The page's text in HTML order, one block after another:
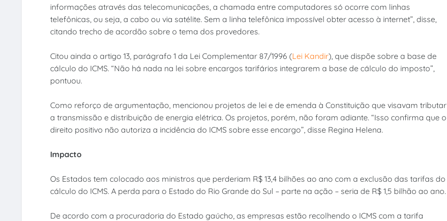
informações através das telecomunicações, a chamada entre computadores só ocorre com linhas
telefônicas, ou seja, a cabo ou via satélite. Sem a linha telefônica impossível obter acesso à internet”, disse,
citando trecho de acordão sobre o tema dos provedores.
Citou ainda o artigo 13, parágrafo 1 da Lei Complementar 87/1996 (Lei Kandir), que dispõe sobre a base de
cálculo do ICMS. “Não há nada na lei sobre encargos tarifários integrarem a base de cálculo do imposto”,
pontuou.
Como reforço de argumentação, mencionou projetos de lei e de emenda à Constituição que visavam tributar
a transmissão e distribuição de energia elétrica. Os projetos, porém, não foram adiante. “Isso confirma que o
direito positivo não autoriza a incidência do ICMS sobre esse encargo”, disse Regina Helena.
Impacto
Os Estados tem colocado aos ministros que perderiam R$ 13,4 bilhões ao ano com a exclusão das tarifas do
cálculo do ICMS. A perda para o Estado do Rio Grande do Sul – parte na ação – seria de R$ 1,5 bilhão ao ano.
De acordo com a procuradoria do Estado gaúcho, as empresas estão recolhendo o ICMS com a tarifa